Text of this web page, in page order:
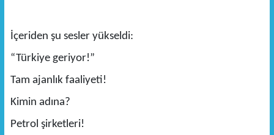
İçeriden şu sesler yükseldi:
“Türkiye geriyor!”
Tam ajanlık faaliyeti!
Kimin adına?
Petrol şirketleri!